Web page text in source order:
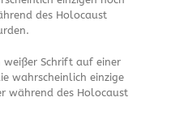
des Holocaust
weißer Schrift auf einer
wahrscheinlich einzige
während des Holocaust